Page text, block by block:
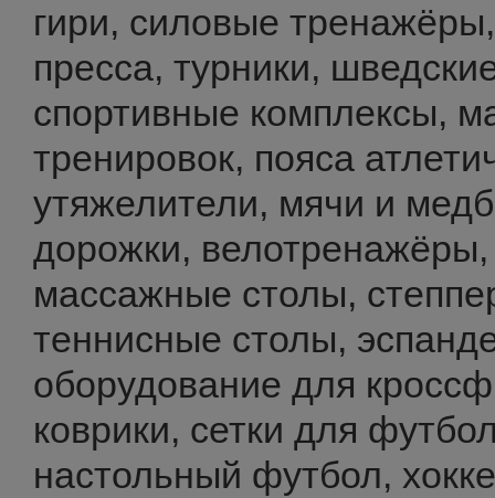
гири, силовые
пресса, турники,
спортивные комплексы,
тренировок, пояса
утяжелители, мячи и
дорожки,
массажные столы,
теннисные столы,
оборудование для
коврики, сетки для
настольный футбол,